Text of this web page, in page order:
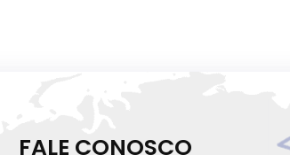
FALE CONOSCO